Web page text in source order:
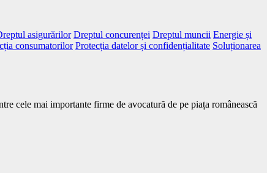
asigurărilor Dreptul concurenței Dreptul muncii Energie și
consumatorilor Protecția datelor și confidențialitate Soluționarea
cele mai importante firme de avocatură de pe piața românească